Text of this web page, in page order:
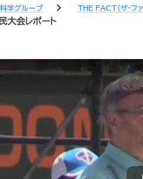
学グループ chevron_right THE FACT（ザ・ファ
大会レポート